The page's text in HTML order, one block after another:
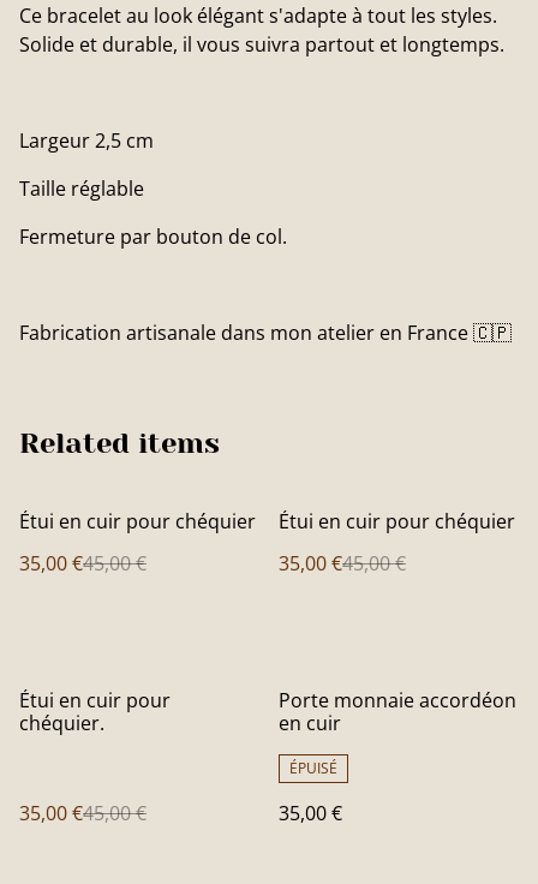
Ce bracelet au look élégant s'adapte à tout les styles.
Solide et durable, il vous suivra partout et longtemps.
Largeur 2,5 cm
Taille réglable
Fermeture par bouton de col.
Fabrication artisanale dans mon atelier en France 🇨🇵
Related items
%
Étui en cuir pour chéquier
35,00 €45,00 €
%
Étui en cuir pour chéquier
35,00 €45,00 €
%
Étui en cuir pour
chéquier.
35,00 €45,00 €
Porte monnaie accordéon
en cuir
ÉPUISÉ
35,00 €